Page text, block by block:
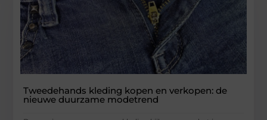
Tweedehands kleding kopen en verkopen: de
nieuwe duurzame modetrend